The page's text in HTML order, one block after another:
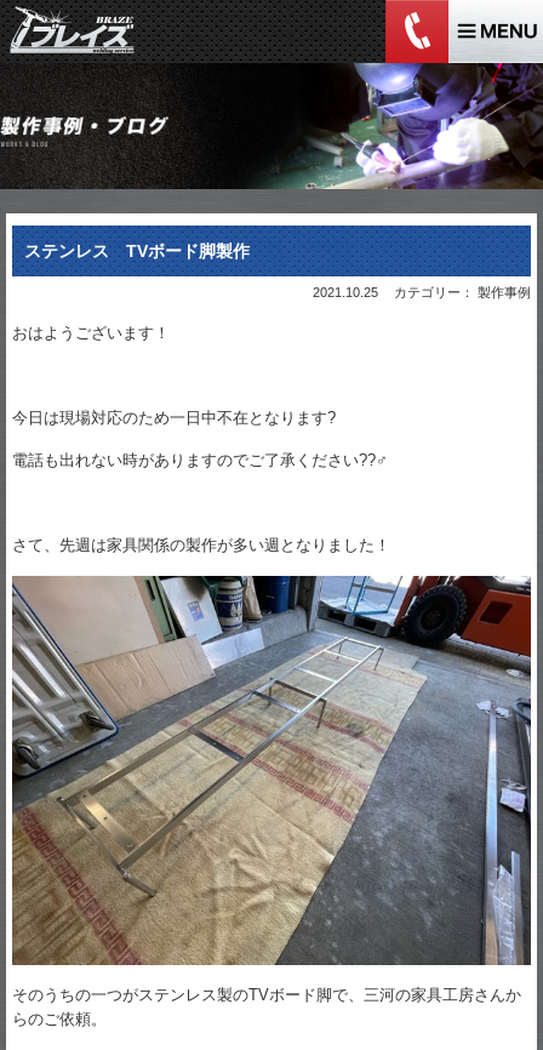
ステンレス TVボード脚製作
2021.10.25 カテゴリー： 製作事例
おはようございます！
今日は現場対応のため一日中不在となります?
電話も出れない時がありますのでご了承ください??‍♂️
さて、先週は家具関係の製作が多い週となりました！
そのうちの一つがステンレス製のTVボード脚で、三河の家具工房さんか
らのご依頼。